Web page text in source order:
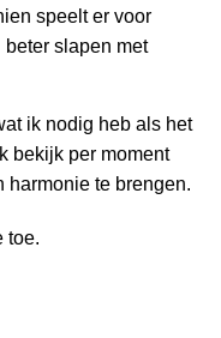
speelt er voor
slapen met
ik nodig heb als het
bekijk per moment
harmonie te brengen.
toe.